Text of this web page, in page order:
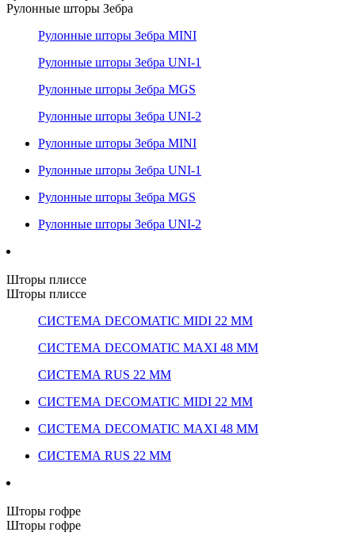
Рулонные шторы Зебра
Рулонные шторы Зебра MINI
Рулонные шторы Зебра UNI-1
Рулонные шторы Зебра MGS
Рулонные шторы Зебра UNI-2
Рулонные шторы Зебра MINI
Рулонные шторы Зебра UNI-1
Рулонные шторы Зебра MGS
Рулонные шторы Зебра UNI-2
Шторы плиссе
Шторы плиссе
СИСТЕМА DECOMATIC MIDI 22 ММ
СИСТЕМА DECOMATIC MAXI 48 ММ
СИСТЕМА RUS 22 ММ
СИСТЕМА DECOMATIC MIDI 22 ММ
СИСТЕМА DECOMATIC MAXI 48 ММ
СИСТЕМА RUS 22 ММ
Шторы гофре
Шторы гофре